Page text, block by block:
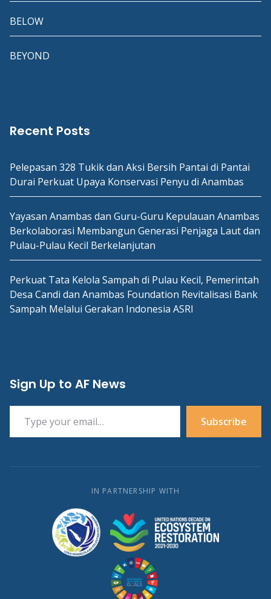
BELOW
BEYOND
Recent Posts
Pelepasan 328 Tukik dan Aksi Bersih Pantai di Pantai
Durai Perkuat Upaya Konservasi Penyu di Anambas
Yayasan Anambas dan Guru-Guru Kepulauan Anambas
Berkolaborasi Membangun Generasi Penjaga Laut dan
Pulau-Pulau Kecil Berkelanjutan
Perkuat Tata Kelola Sampah di Pulau Kecil, Pemerintah
Desa Candi dan Anambas Foundation Revitalisasi Bank
Sampah Melalui Gerakan Indonesia ASRI
Sign Up to AF News
Type your email…
Subscribe
IN PARTNERSHIP WITH